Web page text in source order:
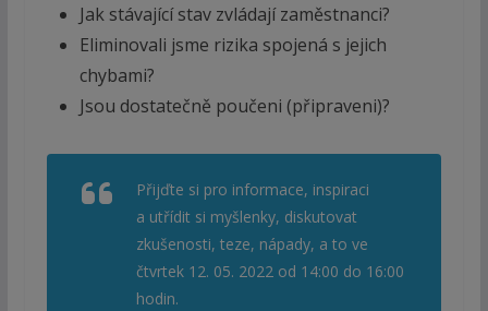
Jak stávající stav zvládají zaměstnanci?
Eliminovali jsme rizika spojená s jejich
chybami?
Jsou dostatečně poučeni (připraveni)?
Přijďte si pro informace, inspiraci
a utřídit si myšlenky, diskutovat
zkušenosti, teze, nápady, a to ve
čtvrtek 12. 05. 2022 od 14:00 do 16:00
hodin.